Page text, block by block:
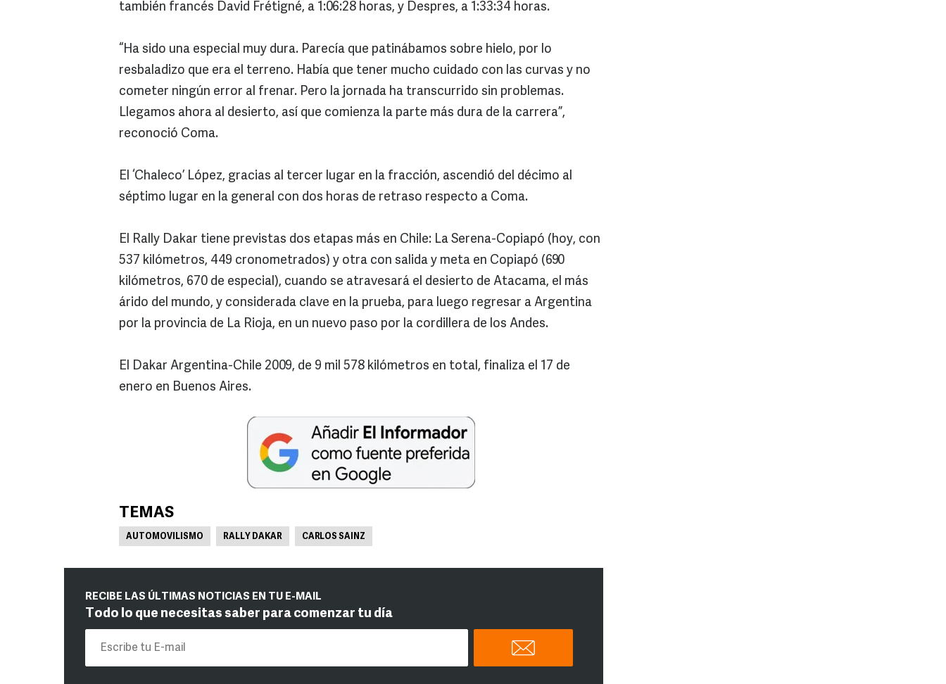
también francés David Frétigné, a 1:06:28 horas, y Despres, a 1:33:34 horas.
“Ha sido una especial muy dura. Parecía que patinábamos sobre hielo, por lo
resbaladizo que era el terreno. Había que tener mucho cuidado con las curvas y no
cometer ningún error al frenar. Pero la jornada ha transcurrido sin problemas.
Llegamos ahora al desierto, así que comienza la parte más dura de la carrera”,
reconoció Coma.
El ‘Chaleco’ López, gracias al tercer lugar en la fracción, ascendió del décimo al
séptimo lugar en la general con dos horas de retraso respecto a Coma.
El Rally Dakar tiene previstas dos etapas más en Chile: La Serena-Copiapó (hoy, con
537 kilómetros, 449 cronometrados) y otra con salida y meta en Copiapó (690
kilómetros, 670 de especial), cuando se atravesará el desierto de Atacama, el más
árido del mundo, y considerada clave en la prueba, para luego regresar a Argentina
por la provincia de La Rioja, en un nuevo paso por la cordillera de los Andes.
El Dakar Argentina-Chile 2009, de 9 mil 578 kilómetros en total, finaliza el 17 de
enero en Buenos Aires.
TEMAS
AUTOMOVILISMO RALLY DAKAR CARLOS SAINZ
RECIBE LAS ÚLTIMAS NOTICIAS EN TU E-MAIL
Todo lo que necesitas saber para comenzar tu día